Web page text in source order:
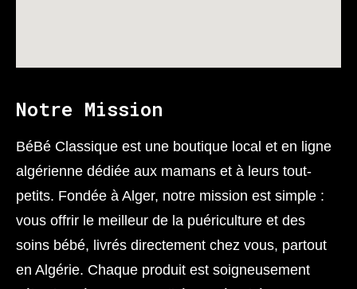
Notre Mission
BéBé Classique est une boutique local et en ligne
algérienne dédiée aux mamans et à leurs tout-
petits. Fondée à Alger, notre mission est simple :
vous offrir le meilleur de la puériculture et des
soins bébé, livrés directement chez vous, partout
en Algérie. Chaque produit est soigneusement